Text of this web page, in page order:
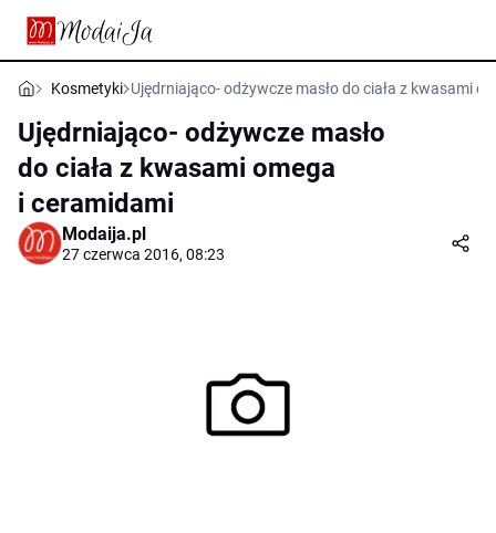
Kosmetyki Ujędrniająco- odżywcze masło do ciała z kwasami
Ujędrniająco- odżywcze masło
do ciała z kwasami omega
i ceramidami
Modaija.pl
27 czerwca 2016, 08:23